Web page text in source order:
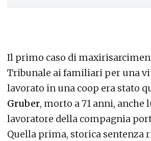
Il primo caso di
Tribunale ai familiari per una
lavorato in una coop era stato
Gruber, morto a 71 anni, anche
lavoratore della compagnia
Quella prima, storica sentenza